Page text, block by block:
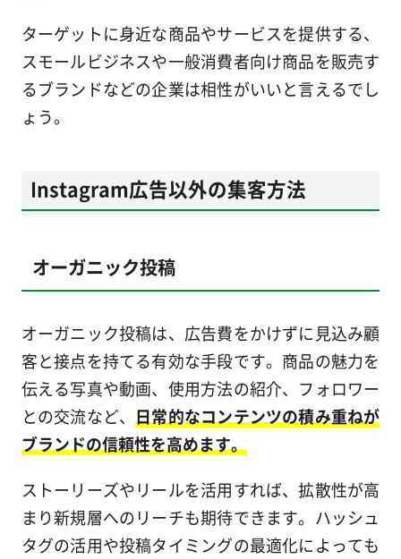
ターゲットに身近な商品やサービスを提供する、
スモールビジネスや一般消費者向け商品を販売す
るブランドなどの企業は相性がいいと言えるでし
ょう。
Instagram広告以外の集客方法
オーガニック投稿
オーガニック投稿は、広告費をかけずに見込み顧
客と接点を持てる有効な手段です。商品の魅力を
伝える写真や動画、使用方法の紹介、フォロワー
との交流など、 日常的なコンテンツの積み重ねが
ブランドの信頼性を高めます。
ストーリーズやリールを活用すれば、拡散性が高
まり新規層へのリーチも期待できます。ハッシュ
タグの活用や投稿タイミングの最適化によっても